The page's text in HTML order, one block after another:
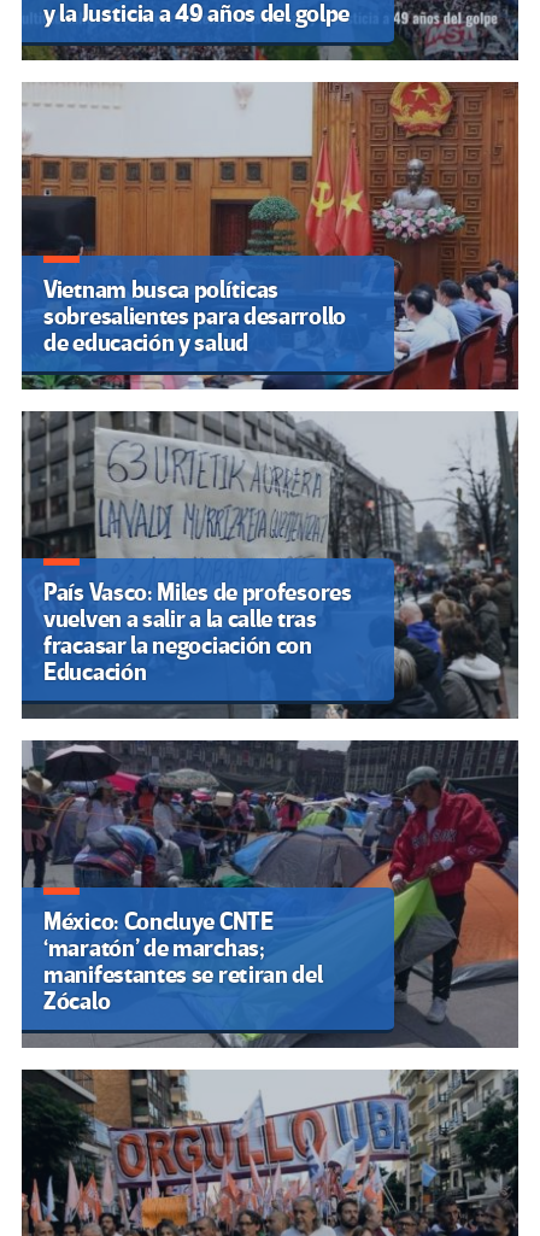
y la Justicia a 49 años del golpe
Vietnam busca políticas
sobresalientes para desarrollo
de educación y salud
País Vasco: Miles de profesores
vuelven a salir a la calle tras
fracasar la negociación con
Educación
México: Concluye CNTE
‘maratón’ de marchas;
manifestantes se retiran del
Zócalo